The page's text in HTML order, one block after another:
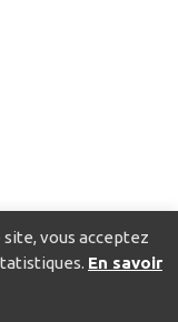
vous acceptez
En savoir